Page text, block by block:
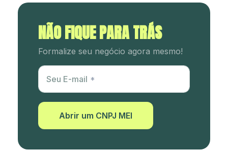
NÃO FIQUE PARA TRÁS
Formalize seu negócio agora mesmo!
Utm Content
Seu E-mail
Abrir um CNPJ MEI